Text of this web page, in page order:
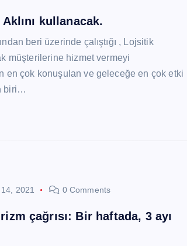
kullanacak.
beri üzerinde çalıştığı , Lojsitik
müşterilerine hizmet vermeyi
en çok konuşulan ve geleceğe en çok etki
biri…
14, 2021 0 Comments
çağrısı: Bir haftada, 3 ayı